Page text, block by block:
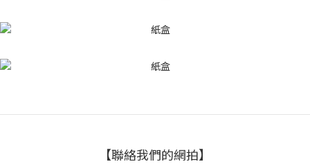
【聯絡我們的網拍】